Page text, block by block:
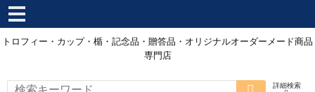
トロフィー・カップ・楯・記念品・贈答品・オリジナルオーダーメード商品
専門店